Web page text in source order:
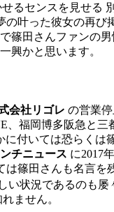
るセンスを見せる
の叶った彼女の再び
篠田さんファンの
興かと思います。
会社リゴレ の営業
、福岡博多阪急と三
に付いては恐らくは
チニュース に2017
は篠田さんも名言を
い状況であるのも屡
ません。